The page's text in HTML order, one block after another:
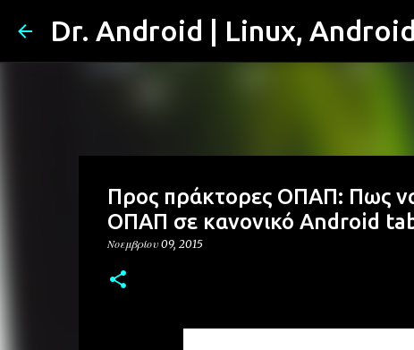
Dr. Android | Linux,
Προς πράκτορες ΟΠΑΠ: Πως
ΟΠΑΠ σε κανονικό Android
Νοεμβρίου 09, 2015